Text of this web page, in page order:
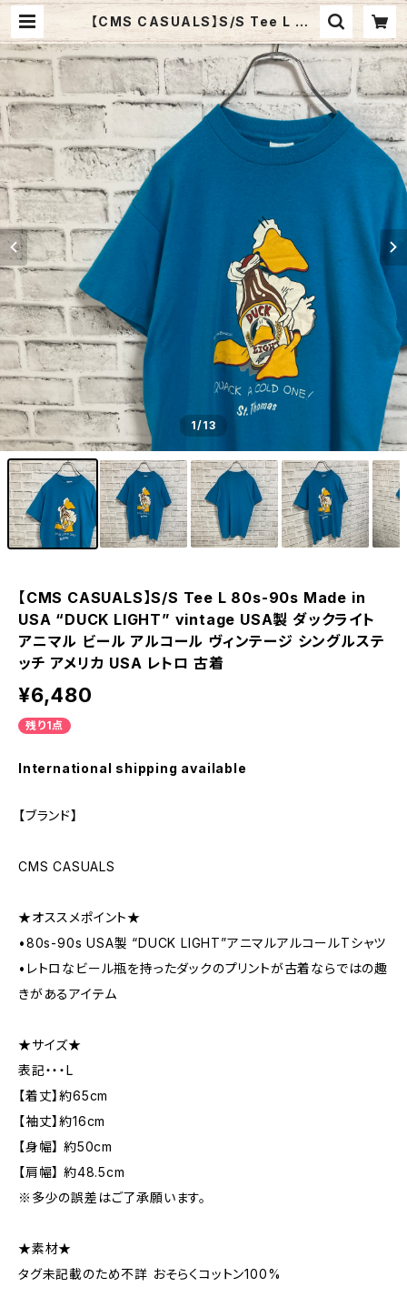
【CMS CASUALS】S/S Tee L 80
s-90s Made in USA “DUCK LI
GHT” vintage USA製 ダックライ
ト アニマル ビール アルコール ヴィン
テージ シングルステッチ アメリカ US
A レトロ 古着 | Fuzzy Fuzzy
1/13
【CMS CASUALS】S/S Tee L 80s-90s Made in
USA “DUCK LIGHT” vintage USA製 ダックライト
アニマル ビール アルコール ヴィンテージ シングルステ
ッチ アメリカ USA レトロ 古着
¥6,480
残り1点
International shipping available
【ブランド】
CMS CASUALS
★オススメポイント★
•80s-90s USA製 “DUCK LIGHT”アニマルアルコールTシャツ
•レトロなビール瓶を持ったダックのプリントが古着ならではの趣
きがあるアイテム
★サイズ★
表記・・・L
【着丈】約65cm
【袖丈】約16cm
【身幅】 約50cm
【肩幅】 約48.5cm
※多少の誤差はご了承願います。
★素材★
タグ未記載のため不詳 おそらくコットン100%